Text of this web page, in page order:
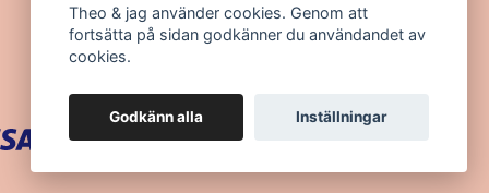
Theo & jag använder cookies. Genom att
fortsätta på sidan godkänner du användandet av
cookies.
Godkänn alla Inställningar